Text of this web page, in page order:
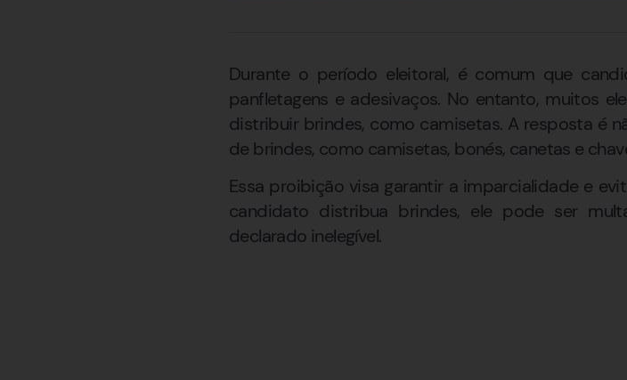
Durante o período eleitoral, é comum que
panfletagens e adesivaços. No entanto, muitos
distribuir brindes, como camisetas. A resposta é
de brindes, como camisetas, bonés, canetas e
Essa proibição visa garantir a imparcialidade e
candidato distribua brindes, ele pode ser
declarado inelegível.